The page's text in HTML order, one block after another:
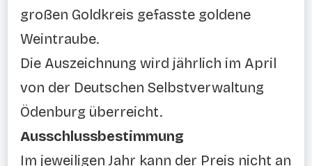
großen Goldkreis gefasste goldene
Weintraube.
Die Auszeichnung wird jährlich im April
von der Deutschen Selbstverwaltung
Ödenburg überreicht.
Ausschlussbestimmung
Im jeweiligen Jahr kann der Preis nicht an